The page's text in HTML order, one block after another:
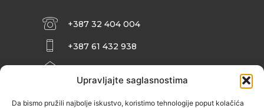
Upravljajte saglasnostima
Da bismo pružili najbolje iskustvo, koristimo tehnologije poput kolačića
+387 32 404 004
+387 61 432 938
INFO@ZENIT.BA
ZENIČANKA, 3. SPRAT), 72000 ZENICA